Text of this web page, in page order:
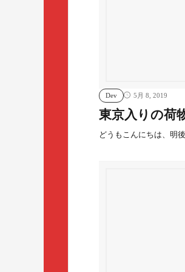
Dev 5月 8, 2019
東京入りの荷
どうもこんにちは、明